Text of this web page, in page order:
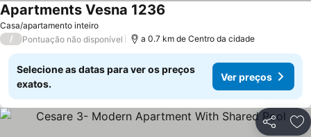
Casa/apartamento inteiro
Apartments Vesna 1236
/ Pontuação não disponível a 0.7 km de Centro da cidade
Selecione as datas para ver os preços
exatos.
Ver preços
Partilhar